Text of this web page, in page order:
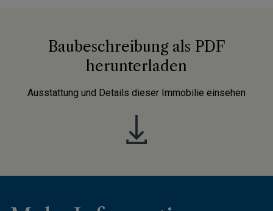
Baubeschreibung als PDF
herunterladen
Ausstattung und Details dieser Immobilie einsehen